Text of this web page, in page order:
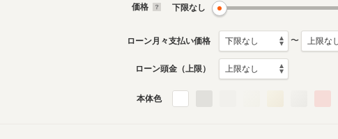
価格 下限なし
ローン月々支払い価格 〜
ローン頭金（上限）
本体色